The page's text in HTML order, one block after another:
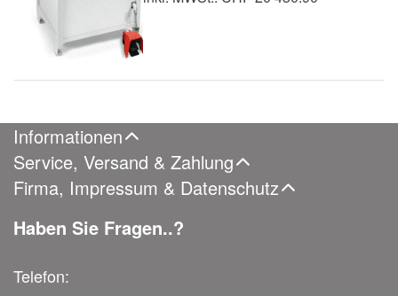
Informationen
Service, Versand & Zahlung
Firma, Impressum & Datenschutz
Haben Sie Fragen..?
Telefon: